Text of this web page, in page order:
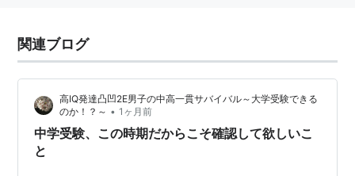
関連ブログ
高IQ発達凸凹2E男子の中高一貫サバイバル～大学受験できる
のか！？～ • 1ヶ月前
中学受験、この時期だからこそ確認して欲しいこ
と